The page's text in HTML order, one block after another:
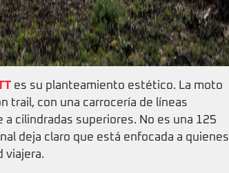
es su planteamiento estético. La moto
trail, con una carrocería de líneas
cilindradas superiores. No es una 125
deja claro que está enfocada a quienes
viajera.